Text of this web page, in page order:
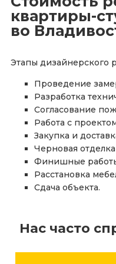
квартиры-
во
Этапы дизайнерского
Проведение
Разработка
Согласование
Работа с
Закупка и
Черновая
Финишные
Расстановка
Сдача объекта.
Нас часто